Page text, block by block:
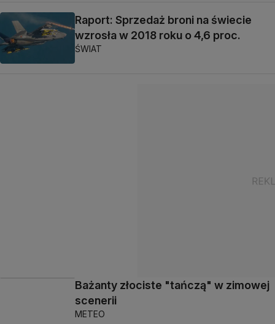
Raport: Sprzedaż broni na świecie
wzrosła w 2018 roku o 4,6 proc.
ŚWIAT
Bażanty złociste "tańczą" w zimowej
scenerii
METEO